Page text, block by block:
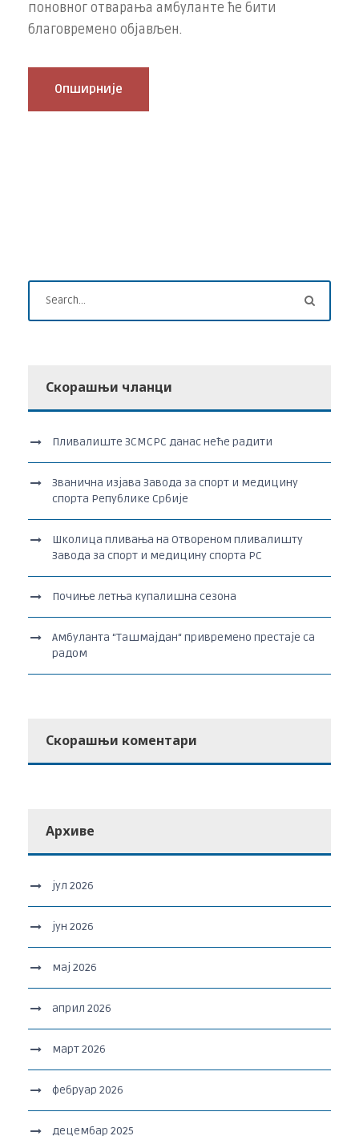
поновног отварања амбуланте ће бити
благовремено објављен.
Опширније
Скорашњи чланци
Пливалиште ЗСМСРС данас неће радити
Званична изјава Завода за спорт и медицину
спорта Републике Србије
Школица пливања на Отвореном пливалишту
Завода за спорт и медицину спорта РС
Почиње летња купалишна сезона
Амбуланта “Ташмајдан“ привремено престаје са
радом
Скорашњи коментари
Архиве
јул 2026
јун 2026
мај 2026
април 2026
март 2026
фебруар 2026
децембар 2025